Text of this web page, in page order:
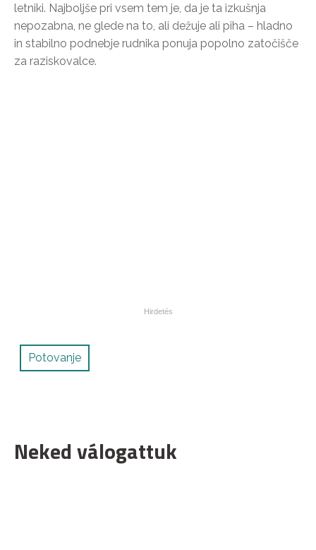
letniki. Najboljše pri vsem tem je, da je ta izkušnja
nepozabna, ne glede na to, ali dežuje ali piha – hladno
in stabilno podnebje rudnika ponuja popolno zatočišče
za raziskovalce.
Potovanje
Neked válogattuk